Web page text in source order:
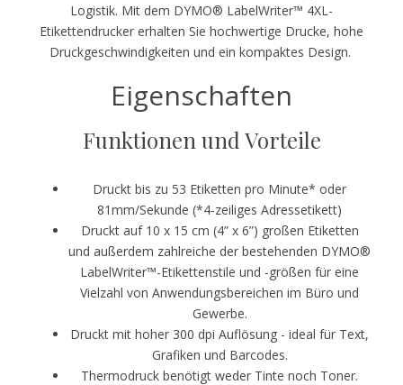
Logistik. Mit dem DYMO® LabelWriter™ 4XL-
Etikettendrucker erhalten Sie hochwertige Drucke, hohe
Druckgeschwindigkeiten und ein kompaktes Design.
Eigenschaften
Funktionen und Vorteile
Druckt bis zu 53 Etiketten pro Minute* oder
81mm/Sekunde (*4-zeiliges Adressetikett)
Druckt auf 10 x 15 cm (4” x 6”) großen Etiketten
und außerdem zahlreiche der bestehenden DYMO®
LabelWriter™-Etikettenstile und -größen für eine
Vielzahl von Anwendungsbereichen im Büro und
Gewerbe.
Druckt mit hoher 300 dpi Auflösung - ideal für Text,
Grafiken und Barcodes.
Thermodruck benötigt weder Tinte noch Toner.